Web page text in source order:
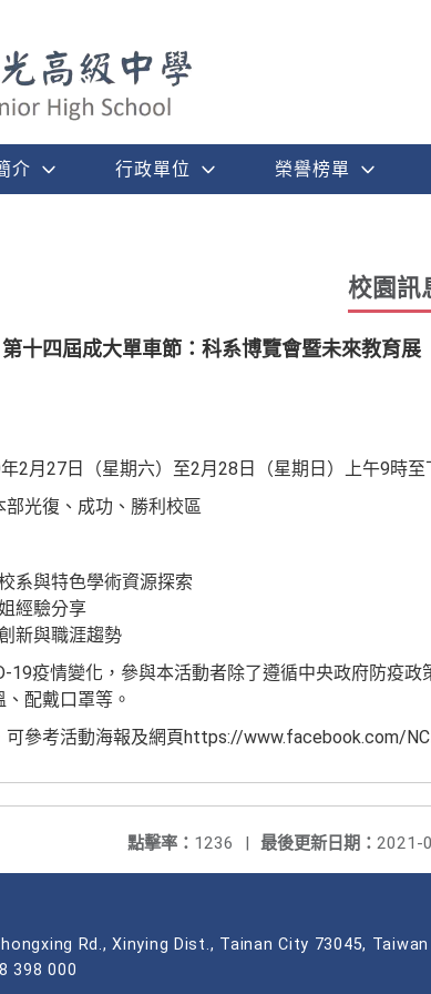
介 行政單位 榮譽榜單
校園訊
十四屆成大單車節：科系博覽會暨未來教育展
2月27日（星期六）至2月28日（星期日）上午9時至
部光復、成功、勝利校區
系與特色學術資源探索
經驗分享
新與職涯趨勢
19疫情變化，參與本活動者除了遵循中央政府防疫
配戴口罩等。
可參考活動海報及網頁https://www.facebook.com/
最後更新日期： 2021-
點擊率： 1236 |
Rd., Xinying Dist., Tainan City 73045, Taiwan
398 000